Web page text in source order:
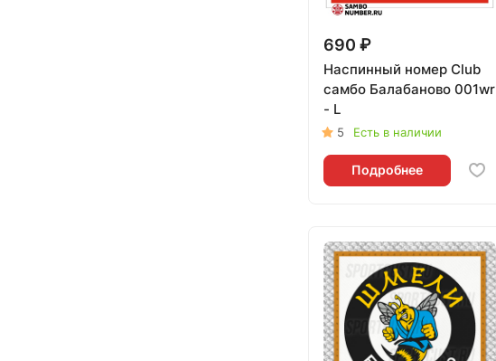
690 ₽
Наспинный номер Club
самбо Балабаново 001wr
- L
5 Есть в наличии
Подробнее